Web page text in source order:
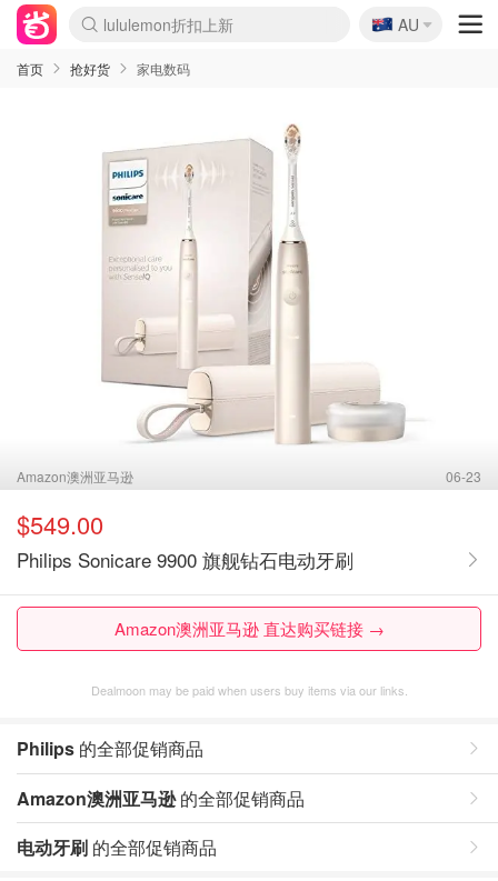
lululemon折扣上新
Sasa美妆护肤3.5折
SSENSE年中2.5折
FreshBeauty好价汇总
Cettire降价+叠9折
WWS Coles超市实拍
viagogo二手票捡漏
Myer超级周末
The Outnet奢牌1折起
David Jones 3折起
Flannels大牌1折
Perfumes Club护肤1折
AMIRO面罩$251
Amazon折扣汇总
eToro入金$200送$50
Amazon数码好物
ICONIC本周7.5折
ThedoubleF高奢地板价
Moose Knuckles 6折
丝芙兰5折起
EUFY摄像头$98
Selenichast首饰2折
Trip机票酒店促销
YSL送5件彩妆礼
Amazon家居好物
Amazon美妆护肤
雅漾大喷$8
过敏原检测盒$33
伊索独家赠50ml沐浴露
科颜氏高保湿面霜$29
SEALIFE海洋馆门票6折
丝塔芙大白罐$16
订阅Newsletter送香薰
Cult Beauty 6.8折
Harrods圣诞日历$525
LN-CC奢牌私促3折
d'Alba空姐喷雾$16
EVE LOM套装£56
Bernardelli独家4折
Adore Beauty 6折起
CT圣诞日历
Mytheresa奢品2.7折
Luxury Escapes 9折
Currentbody美容仪$881
MOON Garden Live
Roborock扫地机$649
Tingo Life水杯$24
Valentino官网5折
CR洗护套装$23
修丽可4件套$159
Myer彩妆2件7折
GANNI官网4.5折
Stylevana韩妆4折
Tessabit高奢8.5折
OGX洗发水$11
Amazon阿德莱德次日达
卡诗8.5折+赠礼
Philips Hue灯具8折
🇦🇺
AU
首页 抢好货 家电数码
Amazon澳洲亚马逊 06-23
$549.00
Philips Sonicare 9900 旗舰钻石电动牙刷
Amazon澳洲亚马逊 直达购买链接 →
Dealmoon may be paid when users buy items via our links.
Philips 的全部促销商品
Amazon澳洲亚马逊的全部促销商品
电动牙刷 的全部促销商品